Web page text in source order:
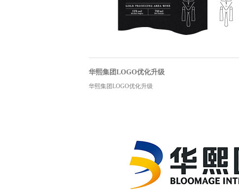
华熙集团LOGO优化升级
华熙集团LOGO优化升级